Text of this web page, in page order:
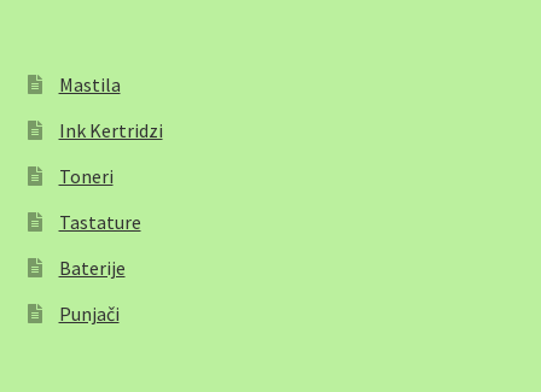
Mastila
Ink Kertridzi
Toneri
Tastature
Baterije
Punjači